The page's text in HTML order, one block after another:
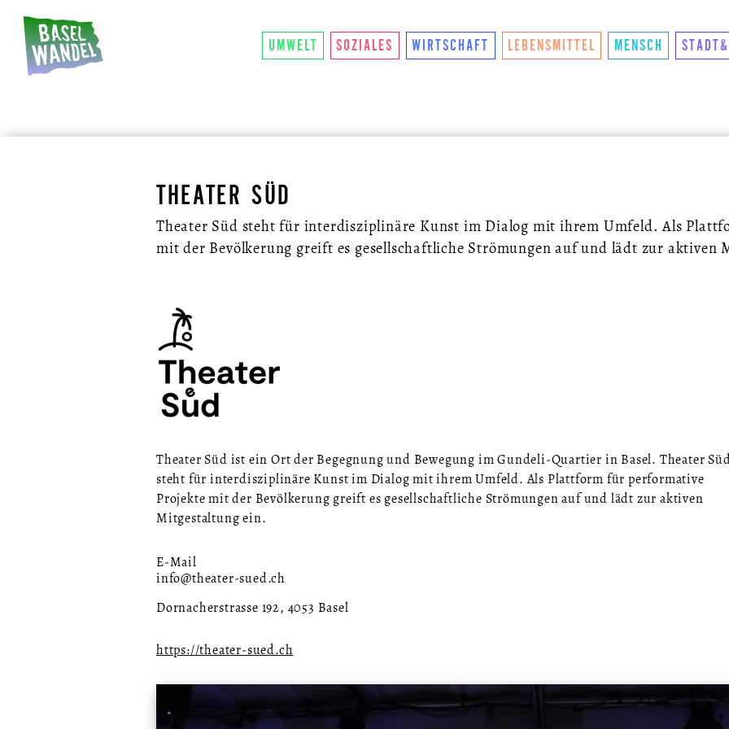
HAUPTNAVIGATION
THEMEN
UMWELT SOZIALES WIRTSCHAFT LEBENSMITTEL MENSCH
THEATER SÜD
Theater Süd steht für interdisziplinäre Kunst im Dialog mit ihrem Umfeld. Als
mit der Bevölkerung greift es gesellschaftliche Strömungen auf und lädt zur aktiven
Theater Süd ist ein Ort der Begegnung und Bewegung im Gundeli-Quartier in Basel. Theater
steht für interdisziplinäre Kunst im Dialog mit ihrem Umfeld. Als Plattform für performative
Projekte mit der Bevölkerung greift es gesellschaftliche Strömungen auf und lädt zur aktiven
Mitgestaltung ein.
E-Mail
info@theater-sued.ch
Dornacherstrasse 192, 4053 Basel
https://theater-sued.ch